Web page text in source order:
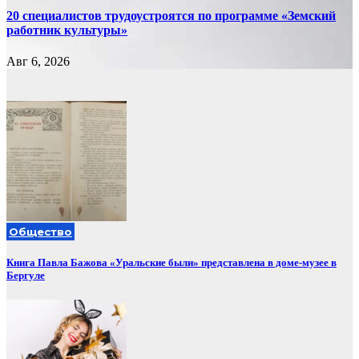
20 специалистов трудоустроятся по программе «Земский
работник культуры»
Авг 6, 2026
Общество
Книга Павла Бажова «Уральские были» представлена в доме-музее в
Бергуле